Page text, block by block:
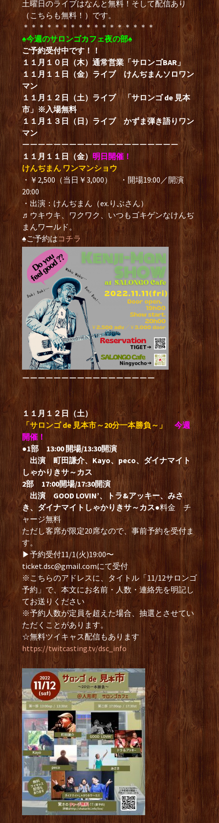
土曜日のライブはなんと無料！そして配信あり
（こちらも無料！）です。
＊＊＊＊＊＊＊＊＊＊＊＊＊＊＊＊＊
♠︎今週のサロンゴカフェ夜の部♠︎
ご予約受付中です！！
１１月１０日（木）通常営業「サロンゴBAR」
１１月１１日（金）ライブ けんぢまんソロワン
マン
１１月１２日（土）ライブ 「サロンゴ de 見本
市」※入場無料
１１月１３日（日）ライブ かずま弾き語りワン
マン
ーーーーーーーーーーーーーーーーーーーー
１１月１１日（金） 明日開催！
けんぢまん ワンマンショウ
・￥2,500（当日￥3,000） ・開場19:00／開演
20:00
・出演：けんぢまん（ex.りぶさん）
♬ウキウキ、ワクワク、いつもゴキゲンなけんぢ
まんワールド。
♠ご予約はコチラ
ーーーーーーーーーーーーーーーーー
１１月１２日（土）
「サロンゴ de 見本市～20分一本勝負～」
今週
開催！
●1部 13:00 開場/13:30開演
出演 町田謙介、Kayo、peco、ダイナマイト
しゃかりきサ～カス
2部 17:00開場/17:30開演
出演 GOOD LOVIN’、トラ&アッキー、みさ
き、ダイナマイトしゃかりきサ～カス●料金 チ
ャージ無料
ただし客席が限定20席なので、事前予約を受付ま
す。
▶︎予約受付11/1(火)19:00〜
ticket.dsc@gmail.comにて受付
※こちらのアドレスに、タイトル「11/12サロンゴ
予約」で、本文にお名前・人数・連絡先を明記し
てお送りください
※予約人数が定員を超えた場合、抽選とさせてい
ただくことがあります。
☆無料ツイキャス配信もあります
https://twitcasting.tv/dsc_info